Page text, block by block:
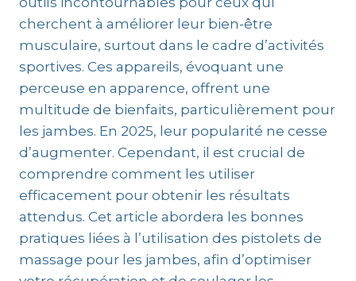
cherchent à améliorer leur bien-être
musculaire, surtout dans le cadre d’activités
sportives. Ces appareils, évoquant une
perceuse en apparence, offrent une
multitude de bienfaits, particulièrement pour
les jambes. En 2025, leur popularité ne cesse
d’augmenter. Cependant, il est crucial de
comprendre comment les utiliser
efficacement pour obtenir les résultats
attendus. Cet article abordera les bonnes
pratiques liées à l’utilisation des pistolets de
massage pour les jambes, afin d’optimiser